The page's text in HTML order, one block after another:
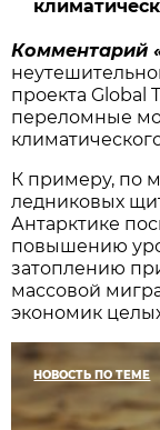
Комментарий
проекта Global
переломные
К примеру, по
ледниковых
Антарктике
повышению
затоплению
массовой
экономик
НОВОСТЬ ПО ТЕМЕ